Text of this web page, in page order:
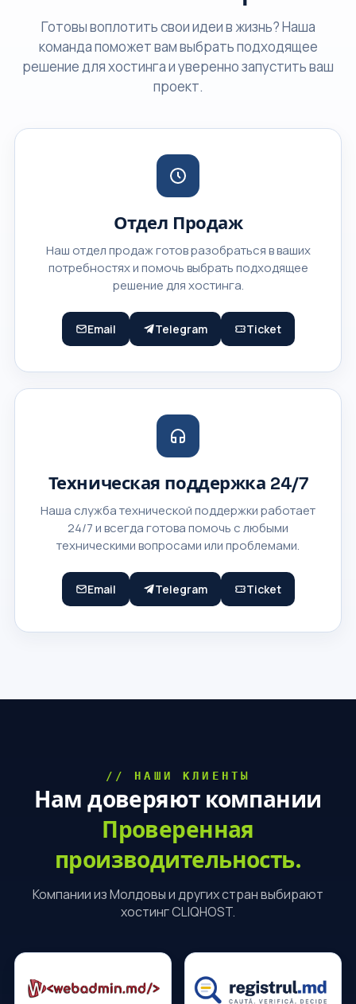
Готовы воплотить свои идеи в жизнь? Наша
команда поможет вам выбрать подходящее
решение для хостинга и уверенно запустить ваш
проект.
Отдел Продаж
Наш отдел продаж готов разобраться в ваших
потребностях и помочь выбрать подходящее
решение для хостинга.
Email Telegram Ticket
Техническая поддержка 24/7
Наша служба технической поддержки работает
24/7 и всегда готова помочь с любыми
техническими вопросами или проблемами.
Email Telegram Ticket
// НАШИ КЛИЕНТЫ
Нам доверяют компании
Проверенная
производительность.
Компании из Молдовы и других стран выбирают
хостинг CLIQHOST.